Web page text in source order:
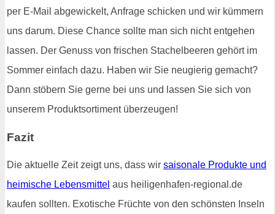
per E-Mail abgewickelt, Anfrage schicken und wir kümmern
uns darum. Diese Chance sollte man sich nicht entgehen
lassen. Der Genuss von frischen Stachelbeeren gehört im
Sommer einfach dazu. Haben wir Sie neugierig gemacht?
Dann stöbern Sie gerne bei uns und lassen Sie sich von
unserem Produktsortiment überzeugen!
Fazit
Die aktuelle Zeit zeigt uns, dass wir saisonale Produkte und
heimische Lebensmittel aus heiligenhafen-regional.de
kaufen sollten. Exotische Früchte von den schönsten Inseln